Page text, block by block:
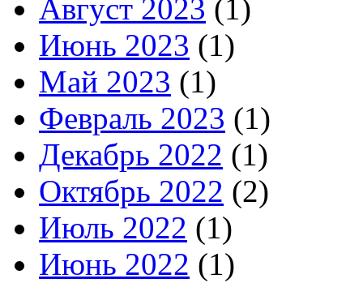
Август 2023 (1)
Июнь 2023 (1)
Май 2023 (1)
Февраль 2023 (1)
Декабрь 2022 (1)
Октябрь 2022 (2)
Июль 2022 (1)
Июнь 2022 (1)